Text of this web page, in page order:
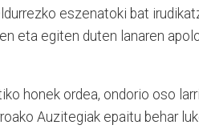
eszenatoki bat
eta egiten duten lanaren
honek ordea, ondorio oso
Auzitegiak epaitu behar